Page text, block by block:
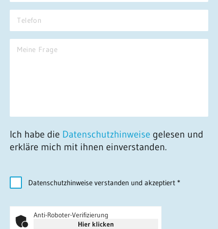
Ich habe die Datenschutzhinweise gelesen und
erkläre mich mit ihnen einverstanden.
Datenschutzhinweise verstanden und akzeptiert *
Anti-Roboter-Verifizierung
Hier klicken